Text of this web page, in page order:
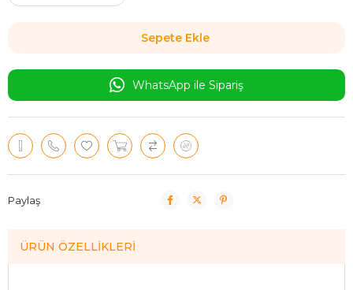
WhatsApp ile Sipariş
Paylaş
ÜRÜN ÖZELLIKLERI